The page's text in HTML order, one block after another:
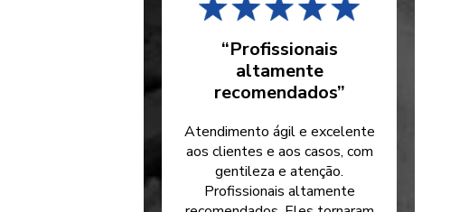
“Profissionais
altamente
recomendados”
Atendimento ágil e excelente
aos clientes e aos casos, com
gentileza e atenção.
Profissionais altamente